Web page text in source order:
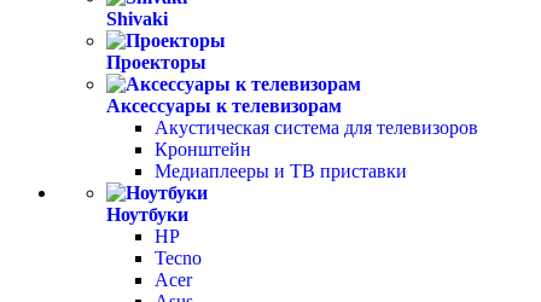
Shivaki
Проекторы
Аксессуары к телевизорам
Акустическая система для телевизоров
Кронштейн
Медиаплееры и ТВ приставки
Ноутбуки
HP
Tecno
Acer